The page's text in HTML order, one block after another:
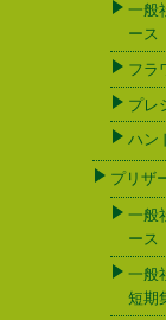
一般
ース
フラ
プレ
ハン
プリザ
一般
ース
一般
短期